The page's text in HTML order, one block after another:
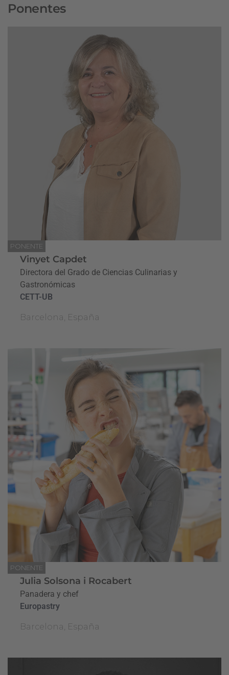
Ponentes
PONENTE
Vinyet Capdet
Directora del Grado de Ciencias Culinarias y
Gastronómicas
CETT-UB
Barcelona, España
PONENTE
Julia Solsona i Rocabert
Panadera y chef
Europastry
Barcelona, España